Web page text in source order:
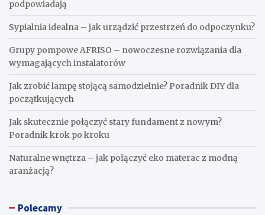
podpowiadają
Sypialnia idealna – jak urządzić przestrzeń do odpoczynku?
Grupy pompowe AFRISO – nowoczesne rozwiązania dla
wymagających instalatorów
Jak zrobić lampę stojącą samodzielnie? Poradnik DIY dla
początkujących
Jak skutecznie połączyć stary fundament z nowym?
Poradnik krok po kroku
Naturalne wnętrza – jak połączyć eko materac z modną
aranżacją?
Polecamy